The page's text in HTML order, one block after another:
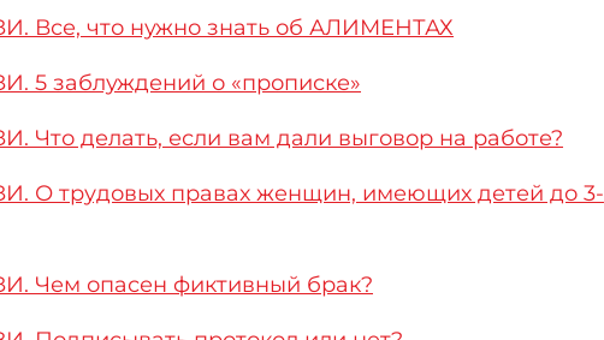
Все, что нужно знать об АЛИМЕНТАХ
5 заблуждений о «прописке»
Что делать, если вам дали выговор на работе?
О трудовых правах женщин, имеющих детей до 3-
Чем опасен фиктивный брак?